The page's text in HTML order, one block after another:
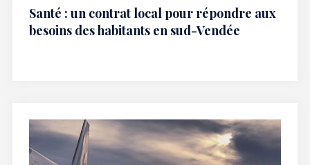
Santé : un contrat local pour répondre aux
besoins des habitants en sud-Vendée